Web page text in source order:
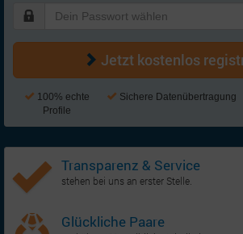
Jetzt kostenlos
100% echte
Profile
Sichere Datenübertragung
Transparenz & Service
stehen bei uns an erster Stelle.
Glückliche Paare